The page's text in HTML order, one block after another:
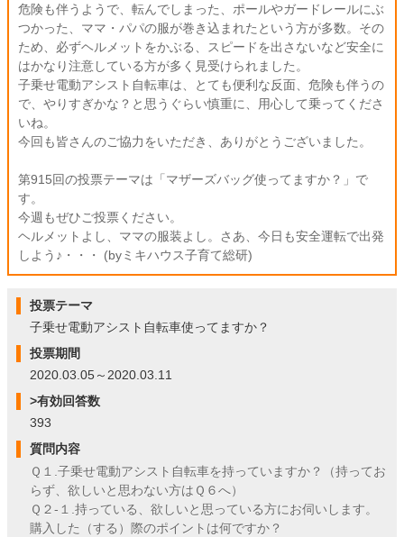
危険も伴うようで、転んでしまった、ポールやガードレールにぶ
つかった、ママ・パパの服が巻き込まれたという方が多数。その
ため、必ずヘルメットをかぶる、スピードを出さないなど安全に
はかなり注意している方が多く見受けられました。
子乗せ電動アシスト自転車は、とても便利な反面、危険も伴うの
で、やりすぎかな？と思うぐらい慎重に、用心して乗ってくださ
いね。
今回も皆さんのご協力をいただき、ありがとうございました。
第915回の投票テーマは「マザーズバッグ使ってますか？」で
す。
今週もぜひご投票ください。
ヘルメットよし、ママの服装よし。さあ、今日も安全運転で出発
しよう♪・・・ (byミキハウス子育て総研)
投票テーマ
子乗せ電動アシスト自転車使ってますか？
投票期間
2020.03.05～2020.03.11
>有効回答数
393
質問内容
Ｑ１.子乗せ電動アシスト自転車を持っていますか？（持ってお
らず、欲しいと思わない方はＱ６へ）
Ｑ２-１.持っている、欲しいと思っている方にお伺いします。
購入した（する）際のポイントは何ですか？